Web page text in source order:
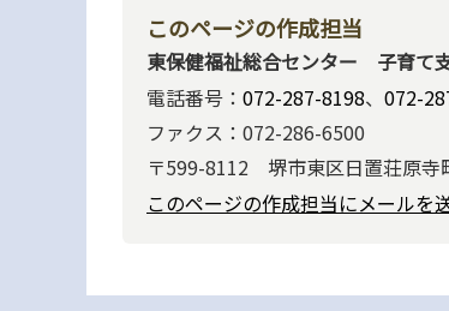
このページの作成担当
東保健福祉総合センター 子育て
電話番号： 072-287-8198、 072-
ファクス：072-286-6500
〒599-8112 堺市東区日置荘原
このページの作成担当にメールを